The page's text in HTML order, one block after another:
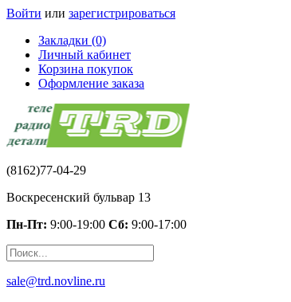
Войти или зарегистрироваться
Закладки (0)
Личный кабинет
Корзина покупок
Оформление заказа
(8162)77-04-29
Воскресенский бульвар 13
Пн-Пт: 9:00-19:00 Сб: 9:00-17:00
sale@trd.novline.ru